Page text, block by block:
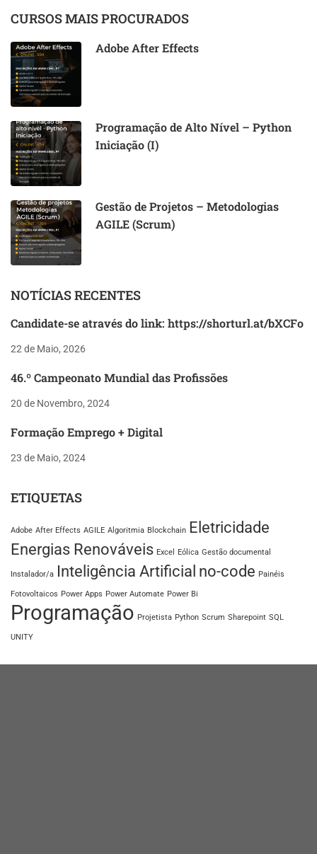
CURSOS MAIS PROCURADOS
Adobe After Effects
Programação de Alto Nível – Python
Iniciação (I)
Gestão de Projetos – Metodologias
AGILE (Scrum)
NOTÍCIAS RECENTES
Candidate-se através do link: https://shorturl.at/bXCFo
22 de Maio, 2026
46.º Campeonato Mundial das Profissões
20 de Novembro, 2024
Formação Emprego + Digital
23 de Maio, 2024
ETIQUETAS
Adobe After Effects AGILE Algoritmia Blockchain Eletricidade
Energias Renováveis Excel Eólica Gestão documental
Instalador/a Inteligência Artificial no-code Painéis
Fotovoltaicos Power Apps Power Automate Power Bi
Programação Projetista Python Scrum Sharepoint SQL
UNITY